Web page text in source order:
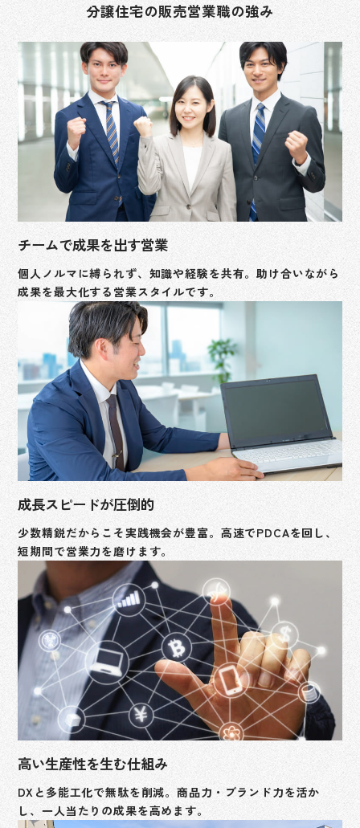
分譲住宅の販売営業職の強み
チームで成果を出す営業
個人ノルマに縛られず、知識や経験を共有。助け合いながら
成果を最大化する営業スタイルです。
成長スピードが圧倒的
少数精鋭だからこそ実践機会が豊富。高速でPDCAを回し、
短期間で営業力を磨けます。
高い生産性を生む仕組み
DXと多能工化で無駄を削減。商品力・ブランド力を活か
し、一人当たりの成果を高めます。